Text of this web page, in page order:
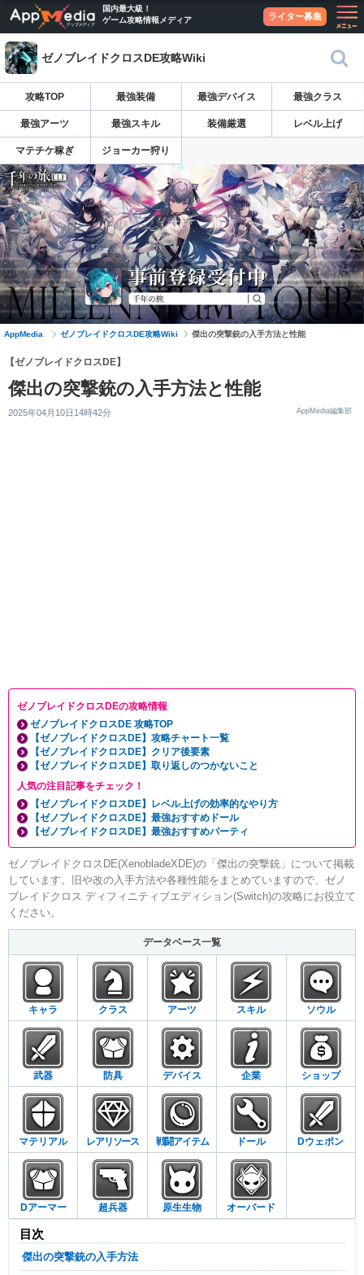
国内最大級！
ゲーム攻略情報メディア
ライター募集
ゼノブレイドクロスDE攻略Wiki
攻略TOP 最強装備 最強デバイス 最強クラス
最強アーツ 最強スキル 装備厳選 レベル上げ
マテチケ稼ぎ ジョーカー狩り
AppMedia ゼノブレイドクロスDE攻略Wiki 傑出の突撃銃の入手方法と性能
【ゼノブレイドクロスDE】
傑出の突撃銃の入手方法と性能
2025年04月10日14時42分 AppMedia編集部
ゼノブレイドクロスDEの攻略情報
ゼノブレイドクロスDE 攻略TOP
【ゼノブレイドクロスDE】攻略チャート一覧
【ゼノブレイドクロスDE】クリア後要素
【ゼノブレイドクロスDE】取り返しのつかないこと
人気の注目記事をチェック！
【ゼノブレイドクロスDE】レベル上げの効率的なやり方
【ゼノブレイドクロスDE】最強おすすめドール
【ゼノブレイドクロスDE】最強おすすめパーティ
ゼノブレイドクロスDE(XenobladeXDE)の「傑出の突撃銃」について掲載
しています。旧や改の入手方法や各種性能をまとめていますので、ゼノ
ブレイドクロス ディフィニティブエディション(Switch)の攻略にお役立て
ください。
データベース一覧
キャラ クラス アーツ スキル ソウル
武器 防具 デバイス 企業 ショップ
マテリアル レアリソース 戦闘アイテム ドール Dウェポン
Dアーマー 超兵器 原生生物 オーバード
目次
傑出の突撃銃の入手方法